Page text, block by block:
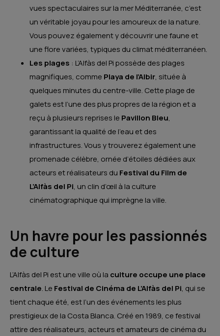
vues spectaculaires sur la mer Méditerranée, c’est
un véritable joyau pour les amoureux de la nature.
Vous pouvez également y découvrir une faune et
une flore variées, typiques du climat méditerranéen.
Les plages : L’Alfàs del Pi possède des plages
magnifiques, comme Playa de l’Albir, située à
quelques minutes du centre-ville. Cette plage de
galets est l’une des plus propres de la région et a
reçu à plusieurs reprises le Pavillon Bleu,
garantissant la qualité de l’eau et des
infrastructures. Vous y trouverez également une
promenade célèbre, ornée d’étoiles dédiées aux
acteurs et réalisateurs du Festival du Film de
L’Alfàs del Pi, un clin d’œil à la culture
cinématographique qui imprègne la ville.
Un havre pour les passionnés
de culture
L’Alfàs del Pi est une ville où la culture occupe une place
centrale. Le Festival de Cinéma de L’Alfàs del Pi, qui se
tient chaque été, est l’un des événements les plus
prestigieux de la Costa Blanca. Créé en 1989, ce festival
attire des réalisateurs, acteurs et amateurs de cinéma du